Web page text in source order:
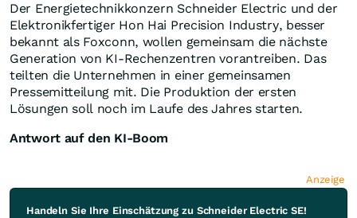
Der Energietechnikkonzern Schneider Electric und der
Elektronikfertiger Hon Hai Precision Industry, besser
bekannt als Foxconn, wollen gemeinsam die nächste
Generation von KI-Rechenzentren vorantreiben. Das
teilten die Unternehmen in einer gemeinsamen
Pressemitteilung mit. Die Produktion der ersten
Lösungen soll noch im Laufe des Jahres starten.
Antwort auf den KI-Boom
Anzeige
Handeln Sie Ihre Einschätzung zu Schneider Electric SE!